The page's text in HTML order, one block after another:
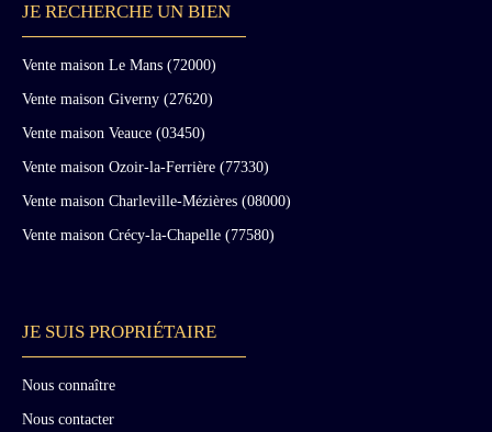
JE RECHERCHE UN BIEN
Vente maison Le Mans (72000)
Vente maison Giverny (27620)
Vente maison Veauce (03450)
Vente maison Ozoir-la-Ferrière (77330)
Vente maison Charleville-Mézières (08000)
Vente maison Crécy-la-Chapelle (77580)
JE SUIS PROPRIÉTAIRE
Nous connaître
Nous contacter